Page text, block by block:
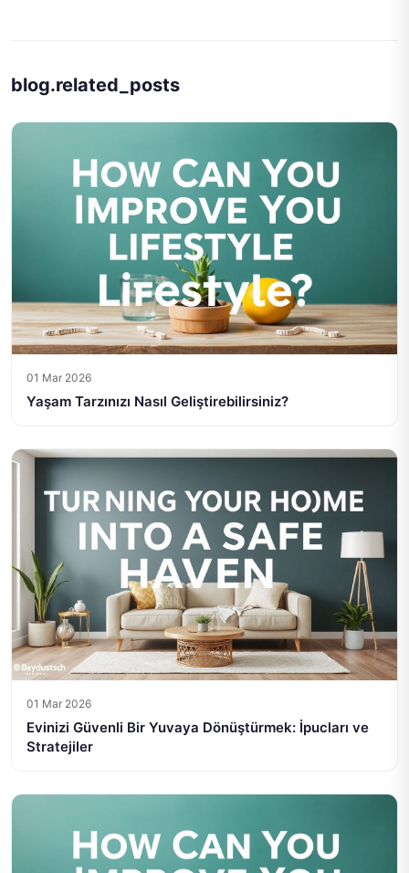
blog.related_posts
01 Mar 2026
Yaşam Tarzınızı Nasıl Geliştirebilirsiniz?
01 Mar 2026
Evinizi Güvenli Bir Yuvaya Dönüştürmek: İpucları ve
Stratejiler